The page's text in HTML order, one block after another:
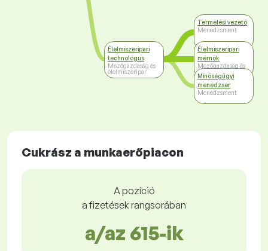
Élelmiszeripari
technológus
Mezőgazdaság és
élelmiszeripar
Termelési vezető
Menedzsment
Élelmiszeripari
mérnök
Mezőgazdaság és
élelmiszeripar
Minőségügyi
menedzser
Menedzsment
Cukrász a munkaerőpiacon
A pozíció
a fizetések rangsorában
a/az 615-ik